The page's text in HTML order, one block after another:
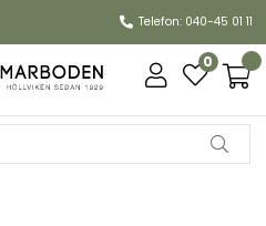
Telefon: 040-45 01 11
0